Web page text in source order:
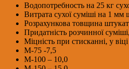
Водопотребность на 25 кг
Витрата сухої суміші на 1 мм
Розрахункова товщина
Придатність розчинної
Міцність при стисканні, у
М-75 -7,5
М-100 – 10,0